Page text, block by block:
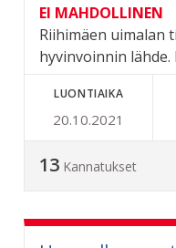
EI MAHDOLLINEN
Riihimäen uimalan
hyvinvoinnin lähde.
LUONTIAIKA
20.10.2021
13 Kannatukset